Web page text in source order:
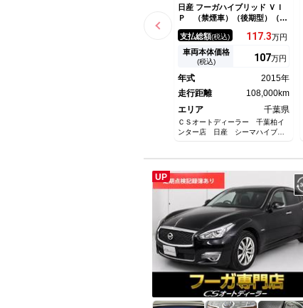
日産 フーガハイブリッド ＶＩ
Ｐ （禁煙車）（後期型）（ア
ラウンドビュー）（ＢＳＷ）
（黒本革）（インテリジェント
クルーズ）（エマージェンシー
ブレーキ）（エアシート）（シ
マン）（後席コントロールパネ
ル）
支払総額(税込) 117.3万円
車両本体価格
(税込) 107万円
年式
2015年
走行距離
108,000km
エリア
千葉県
ＣＳオートディーラー 千葉柏イ
ンター店 日産 シーマハイブリ
UP